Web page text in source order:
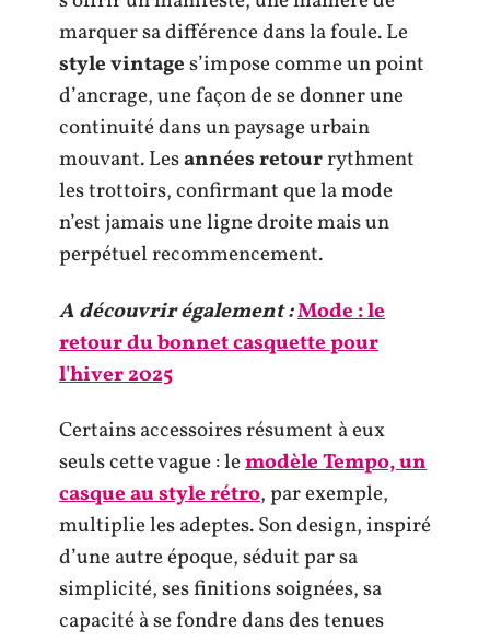
marquer sa différence dans la foule. Le
style vintages’impose comme un point
d’ancrage, une façon de se donner une
continuité dans un paysage urbain
mouvant. Lesannées retourrythment
les trottoirs, confirmant que la mode
n’est jamais une ligne droite mais un
perpétuel recommencement.
A découvrir également :Mode : le
retour du bonnet casquette pour
l'hiver 2025
Certains accessoires résument à eux
seuls cette vague : lemodèle Tempo, un
casque au style rétro, par exemple,
multiplie les adeptes. Son design, inspiré
d’une autre époque, séduit par sa
simplicité, ses finitions soignées, sa
capacité à se fondre dans des tenues